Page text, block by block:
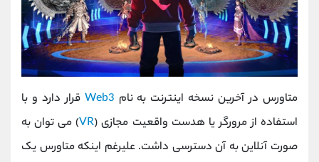
متاورس در آخرین نسخه اینترنت به نام Web3 قرار دارد و با
استفاده از مرورگر یا هدست واقعیت مجازی (VR) می توان به
صورت آنلاین به آن دسترسی داشت. علیرغم اینکه متاورس یک